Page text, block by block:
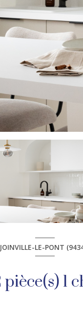
JOINVILLE-LE-PONT